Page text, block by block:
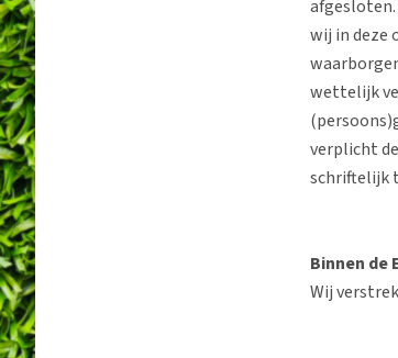
wij in deze
wettelijk
verplicht
schriftelijk
Binnen de
Wij